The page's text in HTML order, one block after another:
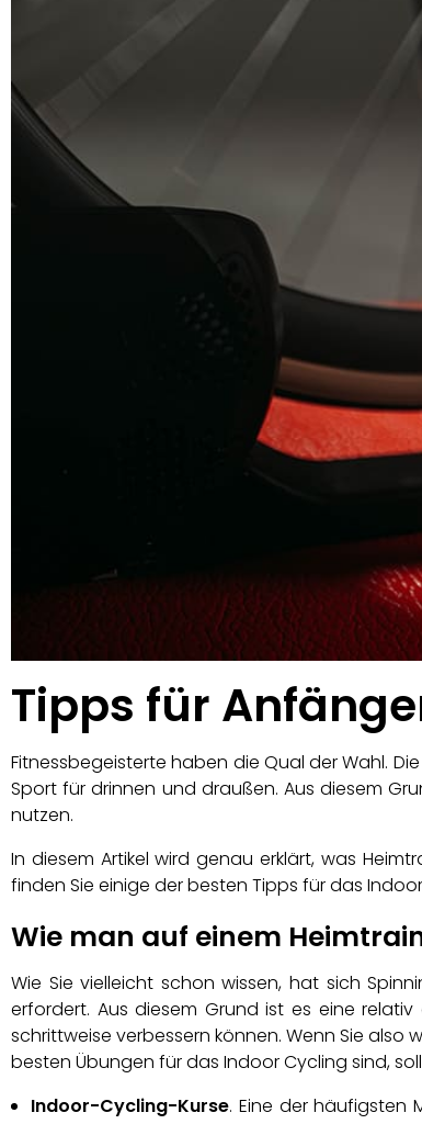
Tipps für
Fitnessbegeisterte haben die Qual der Wahl.
Sport für drinnen und draußen. Aus diesem
nutzen.
In diesem Artikel wird genau erklärt, was
finden Sie einige der besten Tipps für das
Wie man auf einem
Wie Sie vielleicht schon wissen, hat sich
erfordert. Aus diesem Grund ist es eine
schrittweise verbessern können. Wenn Sie
besten Übungen für das Indoor Cycling sind,
Indoor-Cycling-Kurse. Eine der häufigsten